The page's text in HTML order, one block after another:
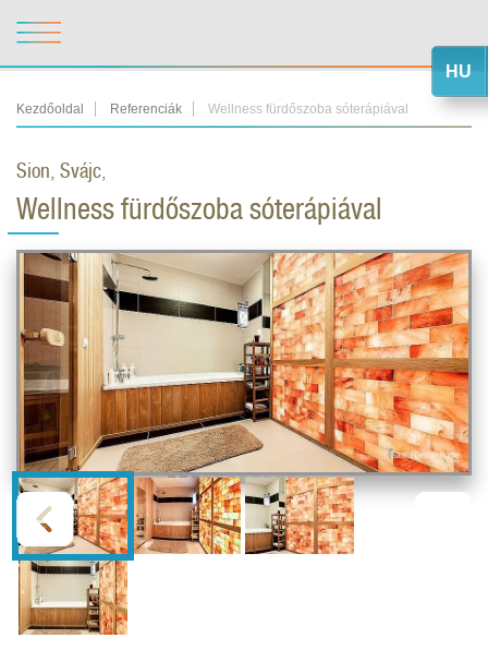
Kezdőoldal Referenciák Wellness fürdőszoba sóterápiával
Sion, Svájc,
Wellness fürdőszoba sóterápiával
HU